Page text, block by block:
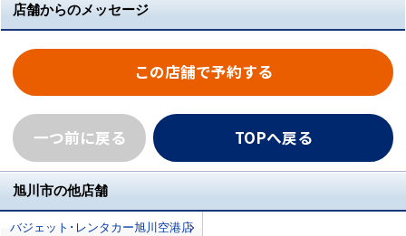
店舗からのメッセージ
この店舗で予約する
一つ前に戻る TOPへ戻る
旭川市の他店舗
バジェット･レンタカー旭川空港店